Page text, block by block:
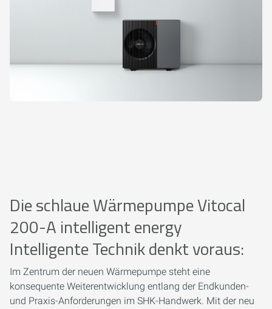
Die schlaue Wärmepumpe Vitocal
200-A intelligent energy
Intelligente Technik denkt voraus:
Im Zentrum der neuen Wärmepumpe steht eine
konsequente Weiterentwicklung entlang der Endkunden-
und Praxis-Anforderungen im SHK-Handwerk. Mit der neu